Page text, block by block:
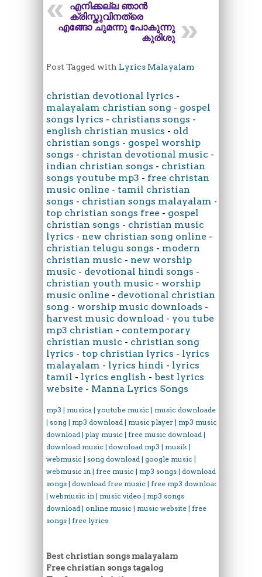
എനിക്കല്ല ഞാൻ
ക്രിസ്തുവിനത്രെ
എങ്ങോ ചുമന്നു പോകുന്നു
കുരിശു
Post Tagged with Lyrics Malayalam
christian devotional lyrics -
malayalam christian song - gospel
songs lyrics - christians songs -
english christian musics - old
christian songs - gospel worship
songs - christan devotional music -
indian christian songs - christian
songs youtube mp3 - free christan
music online - tamil christian
songs - christian songs malayalam -
top christian songs free - gospel
christian songs - christian music
lyrics - new christian song online -
christian telugu songs - modern
christian music - new worship
music - devotional hindi songs -
christian youth music - worship
music online - devotional christian
song - worship music downloads -
harvest music download - you tube
mp3 christian - contemporary
christian music - christian song
lyrics - top christian lyrics - lyrics
malayalam - lyrics hindi - lyrics
tamil - lyrics english - best lyrics
website - Manna Lyrics Songs
mp3 | musica | youtube music | music downloader
| song | mp3 download | music player | mp3 music
download | play music | free music download |
download music | download mp3 | musik |
webmusic | song download | google music |
webmusic in | free music | mp3 songs | download
songs | download free music | free mp3 download
| webmusic in | music video | mp3 songs
download | online music | music website | free
songs | free lyrics
Best christian songs malayalam
Free christian songs tagalog